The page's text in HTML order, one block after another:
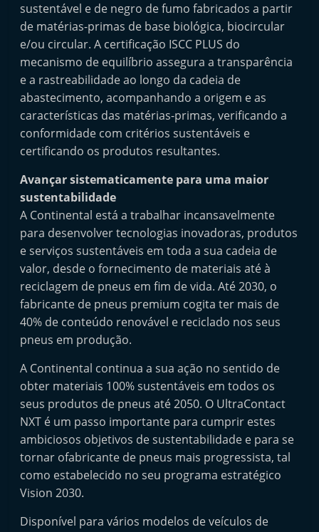
sustentável e de negro de fumo fabricados a partir
de matérias-primas de base biológica, biocircular
e/ou circular. A certificação ISCC PLUS do
mecanismo de equilíbrio assegura a transparência
e a rastreabilidade ao longo da cadeia de
abastecimento, acompanhando a origem e as
características das matérias-primas, verificando a
conformidade com critérios sustentáveis e
certificando os produtos resultantes.
Avançar sistematicamente para uma maior
sustentabilidade
A Continental está a trabalhar incansavelmente
para desenvolver tecnologias inovadoras, produtos
e serviços sustentáveis em toda a sua cadeia de
valor, desde o fornecimento de materiais até à
reciclagem de pneus em fim de vida. Até 2030, o
fabricante de pneus premium cogita ter mais de
40% de conteúdo renovável e reciclado nos seus
pneus em produção.
A Continental continua a sua ação no sentido de
obter materiais 100% sustentáveis em todos os
seus produtos de pneus até 2050. O UltraContact
NXT é um passo importante para cumprir estes
ambiciosos objetivos de sustentabilidade e para se
tornar ofabricante de pneus mais progressista, tal
como estabelecido no seu programa estratégico
Vision 2030.
Disponível para vários modelos de veículos de